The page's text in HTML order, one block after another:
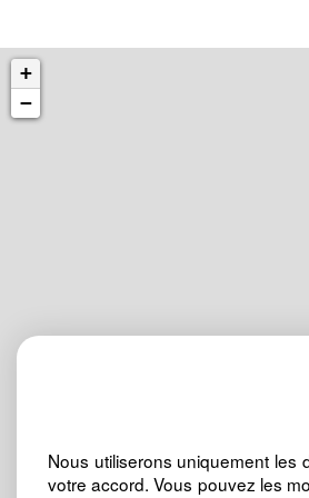
+
−
Nous utiliserons uniquement
votre accord. Vous pouvez les